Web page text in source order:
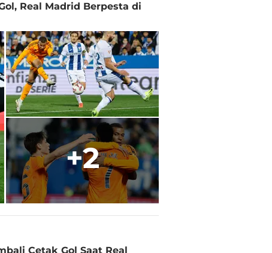
Real Madrid Berpesta di
+2
Cetak Gol Saat Real